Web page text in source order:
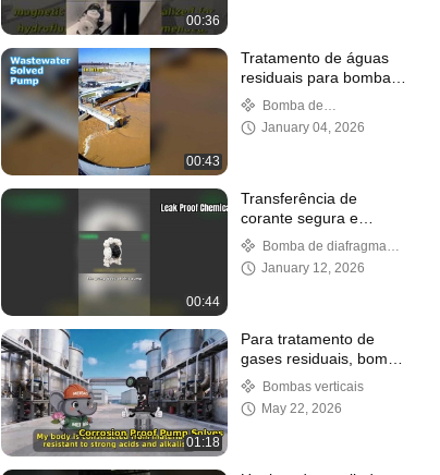
00:36
00:43
Tratamento de águas
residuais para bomba
autoescorvante
Bomba de
escorvamento automático
January 04, 2026
00:44
Transferência de
corante segura e
estável com bomba
pneumática de
diafragma
Bomba de diafragma
pneumática
January 12, 2026
01:18
Para tratamento de
gases residuais, bomba
vertical pode ser usada
Bombas verticais
May 22, 2026